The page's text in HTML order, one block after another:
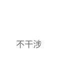
不干涉